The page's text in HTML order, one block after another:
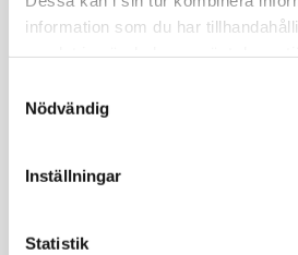
information som du har
Nödvändig
Inställningar
Statistik
- 40pack
- OBS 9st DFP
Läs mer